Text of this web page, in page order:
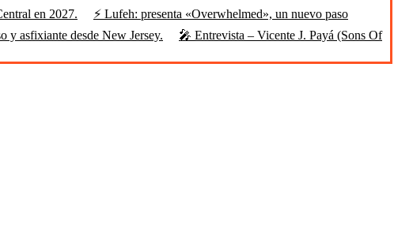
en 2027.
⚡ Lufeh: presenta «Overwhelmed», un nuevo paso
asfixiante desde New Jersey.
🎤 Entrevista – Vicente J. Payá (Sons Of